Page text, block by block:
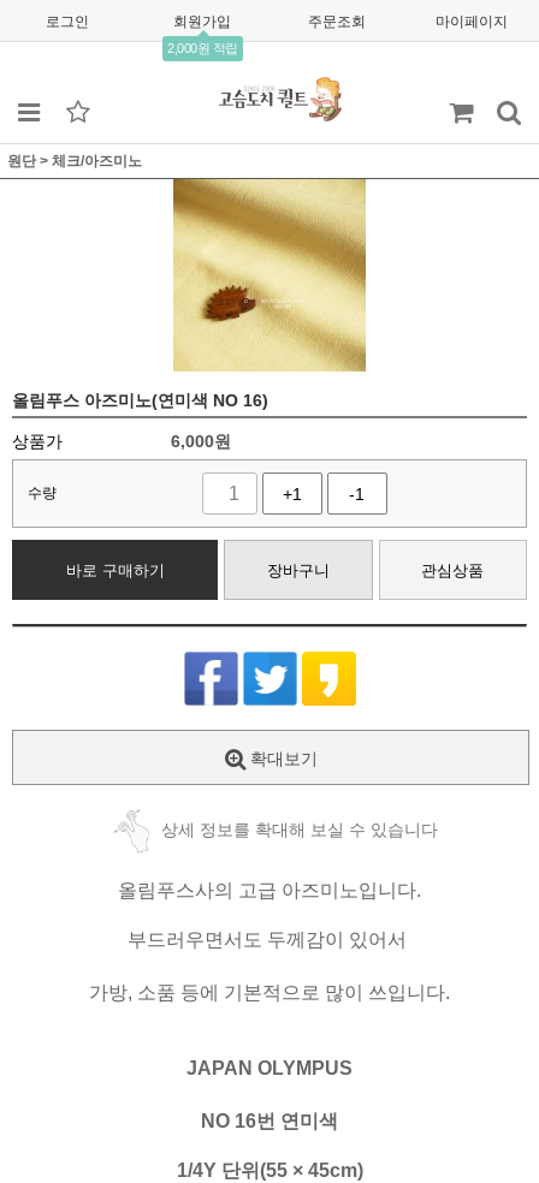
로그인 회원가입
2,000원 적립
주문조회 마이페이지
원단 > 체크/아즈미노
올림푸스 아즈미노(연미색 NO 16)
상품가 6,000원
수량 +1 -1
바로 구매하기 장바구니 관심상품
확대보기
상세 정보를 확대해 보실 수 있습니다
올림푸스사의 고급 아즈미노입니다.
부드러우면서도 두께감이 있어서
가방, 소품 등에 기본적으로 많이 쓰입니다.
JAPAN OLYMPUS
NO 16번 연미색
1/4Y 단위(55 × 45cm)